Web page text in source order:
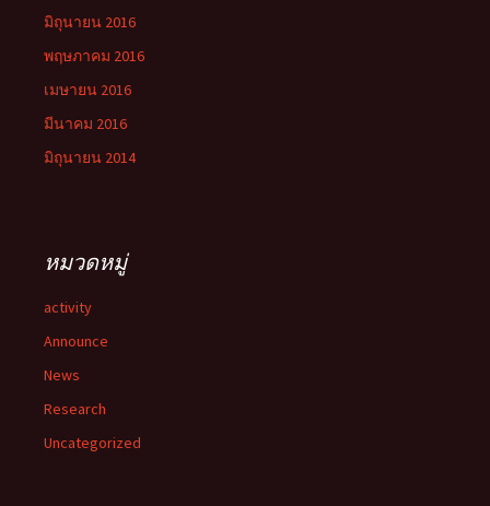
มิถุนายน 2016
พฤษภาคม 2016
เมษายน 2016
มีนาคม 2016
มิถุนายน 2014
หมวดหมู่
activity
Announce
News
Research
Uncategorized